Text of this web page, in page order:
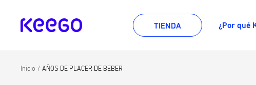
directamente
TIENDA ¿Por qué
KEEGO
Inicio AÑOS DE PLACER DE BEBER